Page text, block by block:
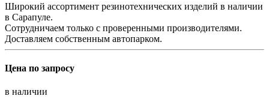
Широкий ассортимент резинотехнических изделий в наличии
в Сарапуле.
Сотрудничаем только с проверенными производителями.
Доставляем собственным автопарком.
Цена по запросу
в наличии